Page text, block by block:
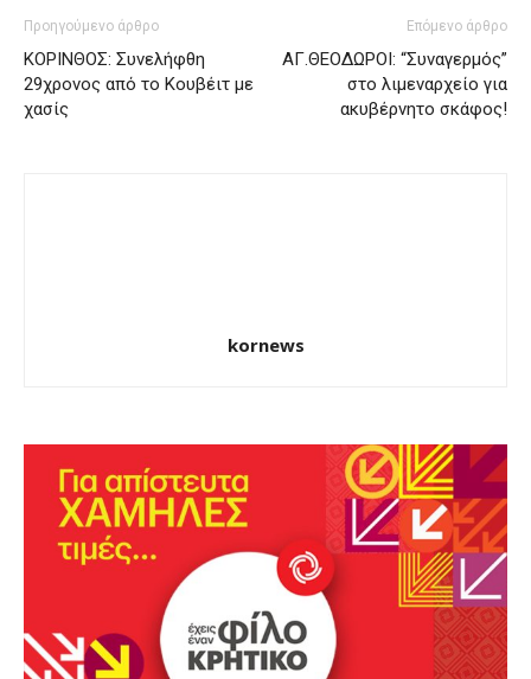
Προηγούμενο άρθρο
ΚΟΡΙΝΘΟΣ: Συνελήφθη
29χρονος από το Κουβέιτ με
χασίς
Επόμενο άρθρο
ΑΓ.ΘΕΟΔΩΡΟΙ: “Συναγερμός”
στο λιμεναρχείο για
ακυβέρνητο σκάφος!
kornews